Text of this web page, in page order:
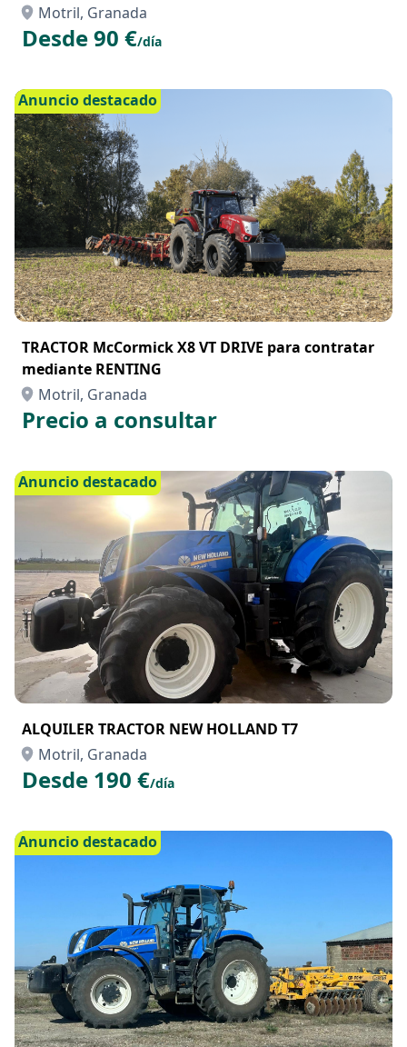
Motril, Granada
Desde 90 €/día
Anuncio destacado
TRACTOR McCormick X8 VT DRIVE para contratar
mediante RENTING
Motril, Granada
Precio a consultar
Anuncio destacado
ALQUILER TRACTOR NEW HOLLAND T7
Motril, Granada
Desde 190 €/día
Anuncio destacado